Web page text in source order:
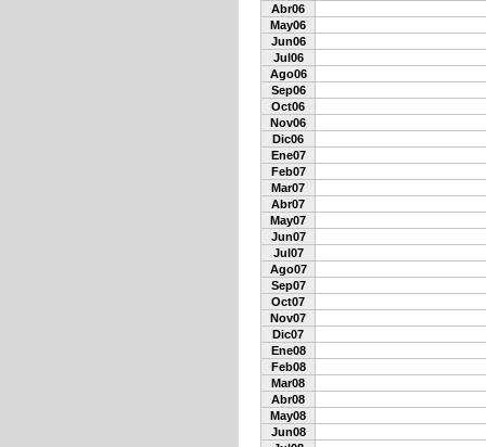
Abr06
May06
Jun06
Jul06
Ago06
Sep06
Oct06
Nov06
Dic06
Ene07
Feb07
Mar07
Abr07
May07
Jun07
Jul07
Ago07
Sep07
Oct07
Nov07
Dic07
Ene08
Feb08
Mar08
Abr08
May08
Jun08